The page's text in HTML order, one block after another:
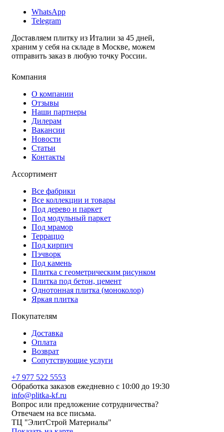
WhatsApp
Telegram
Доставляем плитку из Италии за 45 дней,
храним у себя на складе в Москве, можем
отправить заказ в любую точку России.
Компания
О компании
Отзывы
Наши партнеры
Дилерам
Вакансии
Новости
Статьи
Контакты
Ассортимент
Все фабрики
Все коллекции и товары
Под дерево и паркет
Под модульный паркет
Под мрамор
Терраццо
Под кирпич
Пэчворк
Под камень
Плитка с геометрическим рисунком
Плитка под бетон, цемент
Однотонная плитка (моноколор)
Яркая плитка
Покупателям
Доставка
Оплата
Возврат
Сопутствующие услуги
+7 977 522 5553
Обработка заказов ежедневно с 10:00 до 19:30
info@plitka-kf.ru
Вопрос или предложение сотрудничества?
Отвечаем на все письма.
ТЦ "ЭлитСтрой Материалы"